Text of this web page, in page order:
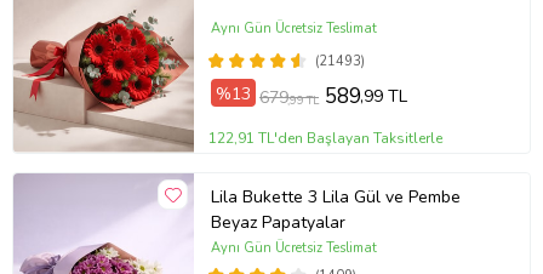
(21493)
Aynı Gün Ücretsiz Teslimat
%13 679,99 TL 589,99 TL
122,91 TL'den Başlayan Taksitlerle
Lila Bukette 3 Lila Gül ve Pembe
Beyaz Papatyalar
Aynı Gün Ücretsiz Teslimat